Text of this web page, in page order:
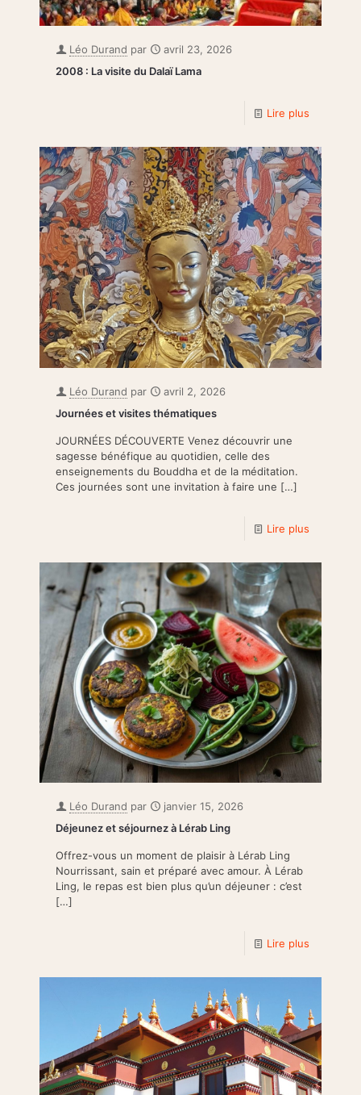
Léo Durand par
avril 23, 2026
2008 : La visite du Dalaï Lama
Lire plus
Léo Durand par
avril 2, 2026
Journées et visites thématiques
JOURNÉES DÉCOUVERTE Venez découvrir une
sagesse bénéfique au quotidien, celle des
enseignements du Bouddha et de la méditation.
Ces journées sont une invitation à faire une […]
Lire plus
Léo Durand par
janvier 15, 2026
Déjeunez et séjournez à Lérab Ling
Offrez-vous un moment de plaisir à Lérab Ling
Nourrissant, sain et préparé avec amour. À Lérab
Ling, le repas est bien plus qu’un déjeuner : c’est
[…]
Lire plus